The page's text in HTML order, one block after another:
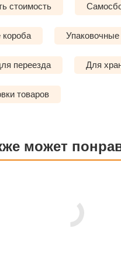
стоимость
Упаковочные
переезда Для
товаров
может